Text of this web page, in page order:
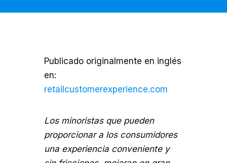
Publicado originalmente en inglés
en:
retailcustomerexperience.com
Los minoristas que pueden
proporcionar a los consumidores
una experiencia conveniente y